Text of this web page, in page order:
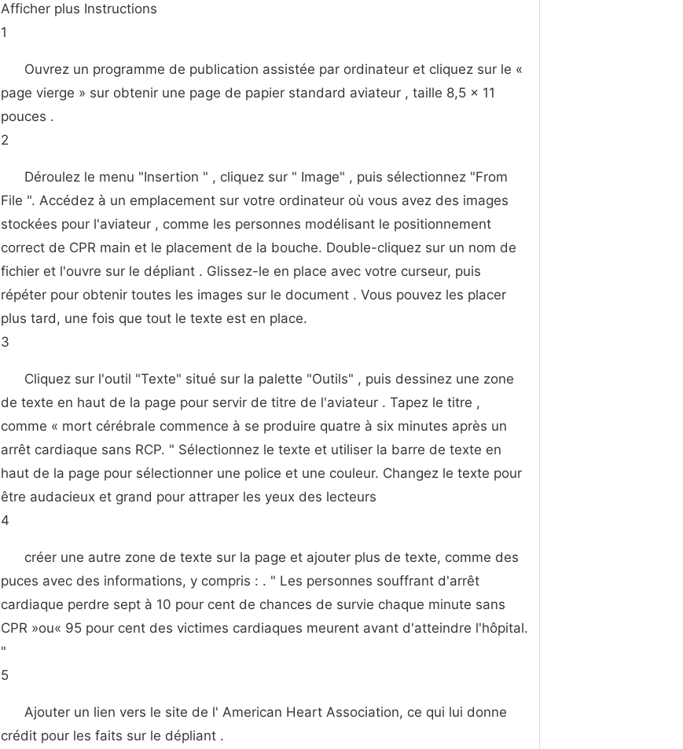
Afficher plus Instructions
1
Ouvrez un programme de publication assistée par ordinateur et cliquez sur le «
page vierge » sur obtenir une page de papier standard aviateur , taille 8,5 x 11
pouces .
2
Déroulez le menu "Insertion " , cliquez sur " Image" , puis sélectionnez "From
File ". Accédez à un emplacement sur ​​votre ordinateur où vous avez des images
stockées pour l'aviateur , comme les personnes modélisant le positionnement
correct de CPR main et le placement de la bouche. Double-cliquez sur un nom de
fichier et l'ouvre sur le dépliant . Glissez-le en place avec votre curseur, puis
répéter pour obtenir toutes les images sur le document . Vous pouvez les placer
plus tard, une fois que tout le texte est en place.
3
Cliquez sur l'outil "Texte" situé sur la palette "Outils" , puis dessinez une zone
de texte en haut de la page pour servir de titre de l'aviateur . Tapez le titre ,
comme « mort cérébrale commence à se produire quatre à six minutes après un
arrêt cardiaque sans RCP. " Sélectionnez le texte et utiliser la barre de texte en
haut de la page pour sélectionner une police et une couleur. Changez le texte pour
être audacieux et grand pour attraper les yeux des lecteurs
4
créer une autre zone de texte sur la page et ajouter plus de texte, comme des
puces avec des informations, y compris : . " Les personnes souffrant d'arrêt
cardiaque perdre sept à 10 pour cent de chances de survie chaque minute sans
CPR »ou« 95 pour cent des victimes cardiaques meurent avant d'atteindre l'hôpital.
"
5
Ajouter un lien vers le site de l' American Heart Association, ce qui lui donne
crédit pour les faits sur le dépliant .